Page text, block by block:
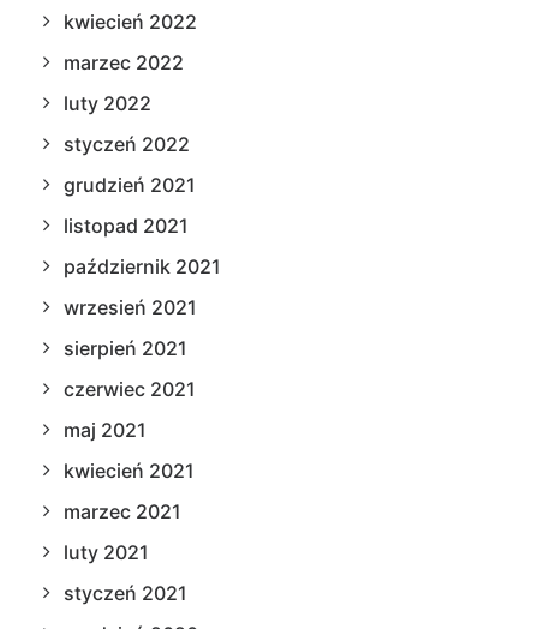
kwiecień 2022
marzec 2022
luty 2022
styczeń 2022
grudzień 2021
listopad 2021
październik 2021
wrzesień 2021
sierpień 2021
czerwiec 2021
maj 2021
kwiecień 2021
marzec 2021
luty 2021
styczeń 2021